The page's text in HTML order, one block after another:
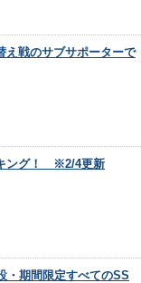
え戦のサブサポーターで
ング！ ※2/4更新
・期間限定すべてのSS